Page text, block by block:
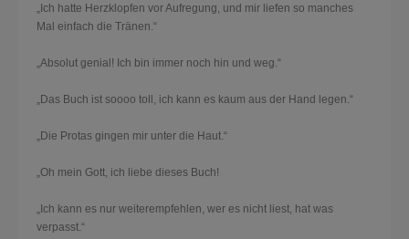
„Ich hatte Herzklopfen vor Aufregung, und mir liefen so manches
Mal einfach die Tränen.“
„Absolut genial! Ich bin immer noch hin und weg.“
„Das Buch ist soooo toll, ich kann es kaum aus der Hand legen.“
„Die Protas gingen mir unter die Haut.“
„Oh mein Gott, ich liebe dieses Buch!
„Ich kann es nur weiterempfehlen, wer es nicht liest, hat was
verpasst.“